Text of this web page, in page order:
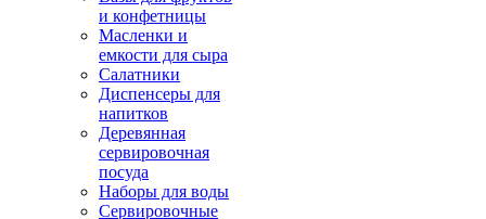
и конфетницы
Масленки и
емкости для сыра
Салатники
Диспенсеры для
напитков
Деревянная
сервировочная
посуда
Наборы для воды
Сервировочные